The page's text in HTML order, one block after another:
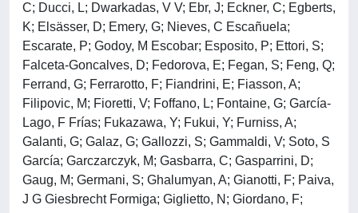
C; Ducci, L; Dwarkadas, V V; Ebr, J; Eckner, C; Egberts,
K; Elsässer, D; Emery, G; Nieves, C Escañuela;
Escarate, P; Godoy, M Escobar; Esposito, P; Ettori, S;
Falceta-Goncalves, D; Fedorova, E; Fegan, S; Feng, Q;
Ferrand, G; Ferrarotto, F; Fiandrini, E; Fiasson, A;
Filipovic, M; Fioretti, V; Foffano, L; Fontaine, G; García-
Lago, F Frías; Fukazawa, Y; Fukui, Y; Furniss, A;
Galanti, G; Galaz, G; Gallozzi, S; Gammaldi, V; Soto, S
García; Garczarczyk, M; Gasbarra, C; Gasparrini, D;
Gaug, M; Germani, S; Ghalumyan, A; Gianotti, F; Paiva,
J G Giesbrecht Formiga; Giglietto, N; Giordano, F;